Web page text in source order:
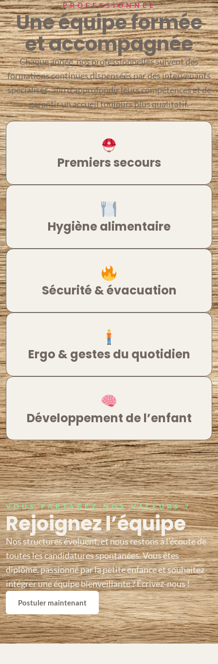
PROFESSIONNEL
Une équipe formée
et accompagnée
Chaque année, nos professionnelles suivent des
formations continues dispensées par des intervenants
spécialisés, afin d’approfondir leurs compétences et de
garantir un accueil toujours plus qualitatif.
Premiers secours
Hygiène alimentaire
Sécurité & évacuation
Ergo & gestes du quotidien
Développement de l’enfant
VOUS PARTAGEZ NOS VALEURS ?
Rejoignez l’équipe
Nos structures évoluent, et nous restons à l’écoute de
toutes les candidatures spontanées. Vous êtes
diplômé, passionné par la petite enfance et souhaitez
intégrer une équipe bienveillante ? Écrivez-nous !
Postuler maintenant